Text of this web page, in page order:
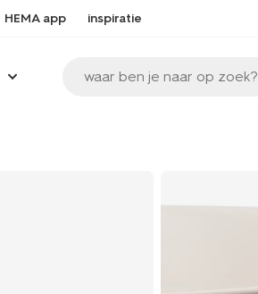
HEMA app inspiratie
waar ben je naar op zoek?